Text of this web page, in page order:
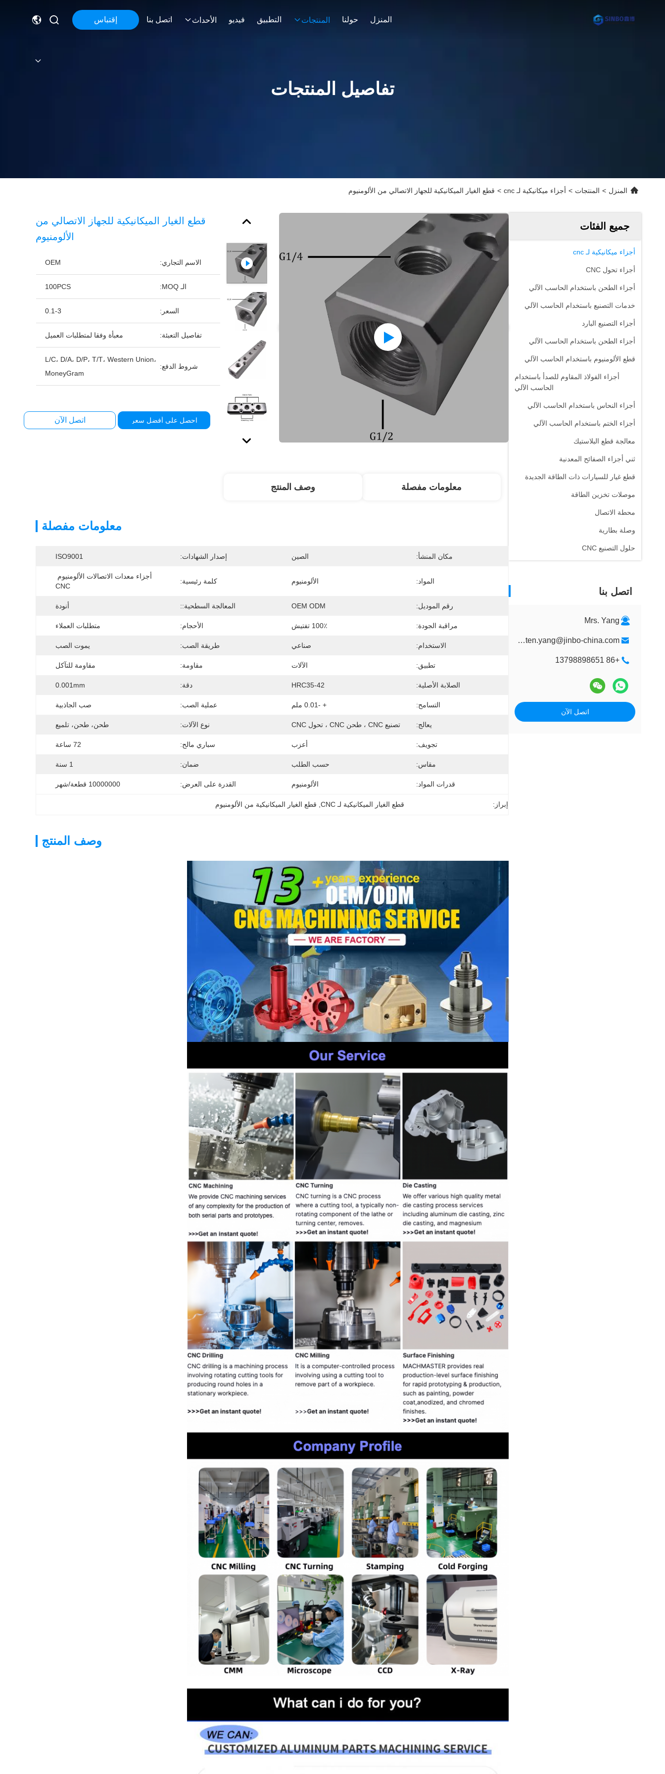
المنزل حولنا المنتجات التطبيق فيديو الأحداث اتصل بنا إقتباس
تفاصيل المنتجات
المنزل > المنتجات > أجزاء ميكانيكية لـ cnc > قطع الغيار الميكانيكية للجهاز الاتصالي من الألومنيوم
جميع الفئات
أجزاء ميكانيكية لـ cnc
أجزاء تحول CNC
أجزاء الطحن باستخدام الحاسب الآلي
خدمات التصنيع باستخدام الحاسب الآلي
أجزاء التصنيع البارد
أجزاء الطحن باستخدام الحاسب الآلي
قطع الألومنيوم باستخدام الحاسب الآلي
أجزاء الفولاذ المقاوم للصدأ باستخدام
الحاسب الآلي
أجزاء النحاس باستخدام الحاسب الآلي
أجزاء الختم باستخدام الحاسب الآلي
معالجة قطع البلاستيك
ثني أجزاء الصفائح المعدنية
قطع غيار للسيارات ذات الطاقة الجديدة
موصلات تخزين الطاقة
محطة الاتصال
وصلة بطارية
حلول التصنيع CNC
اتصل بنا
Mrs. Yang
kristen.yang@jinbo-china.com
+86 13798898651
اتصل الآن
قطع الغيار الميكانيكية للجهاز الاتصالي من
الألومنيوم
الاسم التجاري: OEM
الـ MOQ: 100PCS
السعر: 0.1-3
تفاصيل التعبئة: معبأة وفقا لمتطلبات العميل
شروط الدفع:
L/C، D/A، D/P، T/T، Western Union،
MoneyGram
احصل على أفضل سعر اتصل الآن
معلومات مفصلة وصف المنتج
معلومات مفصلة
مكان المنشأ: الصين إصدار الشهادات: ISO9001
المواد: الألومنيوم كلمة رئيسية:
CNC
رقم الموديل: OEM ODM المعالجة السطحية:: أنودة
مراقبة الجودة: 100٪ تفتيش الأحجام: متطلبات العملاء
الاستخدام: صناعي طريقة الصب: يموت الصب
تطبيق: الآلات مقاومة: مقاومة للتآكل
الصلابة الأصلية: HRC35-42 دقة: 0.001mm
التسامح: + -0.01 ملم عملية الصب: صب الجاذبية
يعالج: تصنيع CNC ، طحن CNC ، تحول CNC نوع الآلات: طحن، طحن، تلميع
تجويف: أعزب سباري مالح: 72 ساعة
مقاس: حسب الطلب ضمان: 1 سنة
قدرات المواد: الألومنيوم القدرة على العرض: 10000000 قطعة/شهر
إبراز: قطع الغيار الميكانيكية لـ CNC قطع الغيار الميكانيكية من الألومنيوم
وصف المنتج